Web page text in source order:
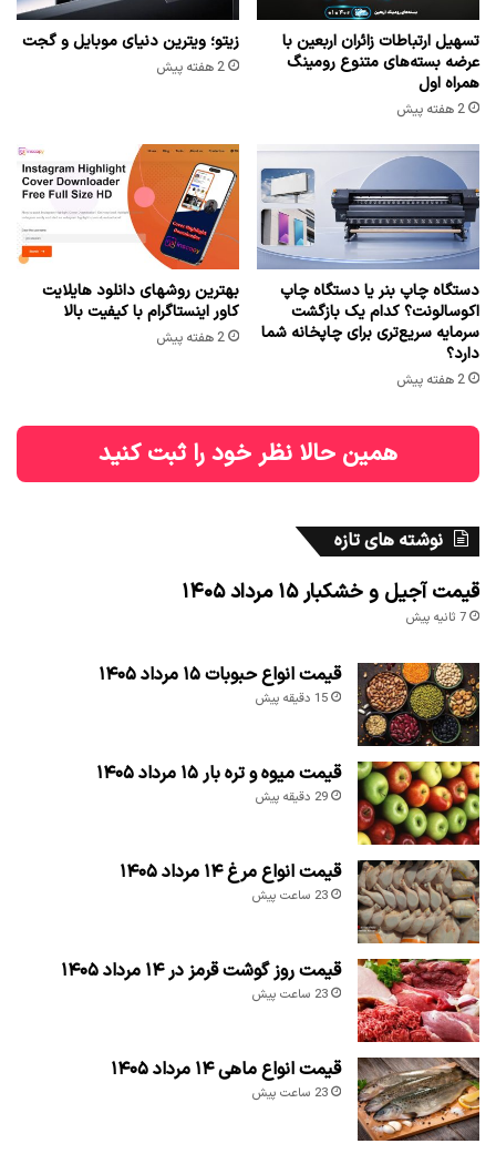
تسهیل ارتباطات زائران اربعین با
عرضه بسته‌های متنوع رومینگ
همراه اول
2 هفته پیش
زیتو؛ ویترین دنیای موبایل و گجت
2 هفته پیش
دستگاه چاپ بنر یا دستگاه چاپ
اکوسالونت؟ کدام یک بازگشت
سرمایه سریع‌تری برای چاپخانه شما
دارد؟
2 هفته پیش
بهترین روشهای دانلود هایلایت
کاور اینستاگرام با کیفیت بالا
2 هفته پیش
همین حالا نظر خود را ثبت کنید
نوشته های تازه
قیمت آجیل و خشکبار ۱۵ مرداد ۱۴۰۵
7 ثانیه پیش
قیمت انواع حبوبات ۱۵ مرداد ۱۴۰۵
15 دقیقه پیش
قیمت میوه و تره بار ۱۵ مرداد ۱۴۰۵
29 دقیقه پیش
قیمت انواع مرغ ۱۴ مرداد ۱۴۰۵
23 ساعت پیش
قیمت روز گوشت قرمز در ۱۴ مرداد ۱۴۰۵
23 ساعت پیش
قیمت انواع ماهی ۱۴ مرداد ۱۴۰۵
23 ساعت پیش